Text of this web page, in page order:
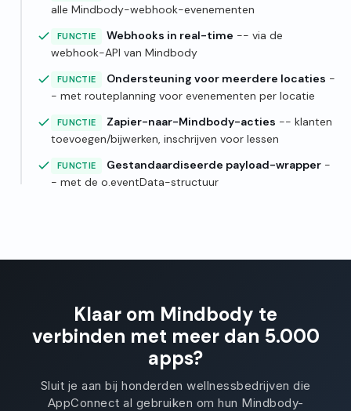
alle Mindbody-webhook-evenementen
FUNCTIE Webhooks in real-time -- via de
webhook-API van Mindbody
FUNCTIE Ondersteuning voor meerdere locaties -
- met routeplanning voor evenementen per locatie
FUNCTIE Zapier-naar-Mindbody-acties -- klanten
toevoegen/bijwerken, inschrijven voor lessen
FUNCTIE Gestandaardiseerde payload-wrapper -
- met de o.eventData-structuur
Klaar om Mindbody te
verbinden met meer dan 5.000
apps?
Sluit je aan bij honderden wellnessbedrijven die
AppConnect al gebruiken om hun Mindbody-